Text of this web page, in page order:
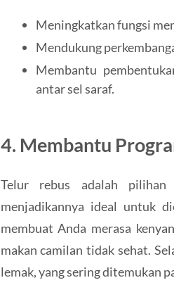
Meningkatkan fungsi
Mendukung
Membantu
antar sel saraf.
4. Membantu
Telur rebus adalah
menjadikannya ideal untuk
membuat Anda merasa
makan camilan tidak sehat.
lemak, yang sering ditemukan